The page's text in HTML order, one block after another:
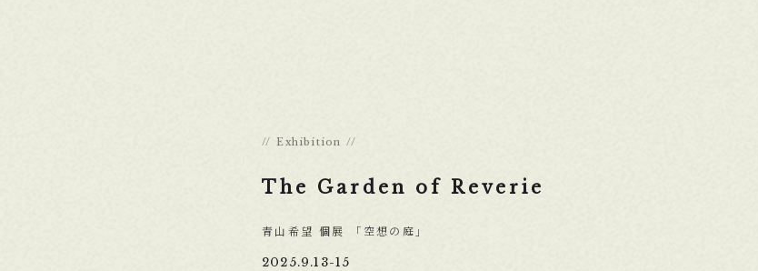
Exhibition
The Garden of Reverie
青山希望 個展 「空想の庭」
2025.9.13-15